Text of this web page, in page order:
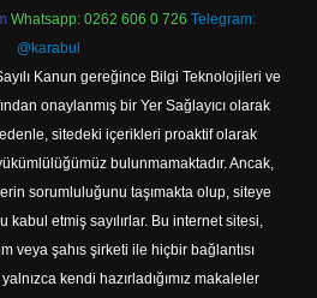
Whatsapp: 0262 606 0 726 Telegram:
@karabul
Kanun gereğince Bilgi Teknolojileri ve
onaylanmış bir Yer Sağlayıcı olarak
sitedeki içerikleri proaktif olarak
bulunmamaktadır. Ancak,
sorumluluğunu taşımakta olup, siteye
etmiş sayılırlar. Bu internet sitesi,
veya şahıs şirketi ile hiçbir bağlantısı
kendi hazırladığımız makaleler